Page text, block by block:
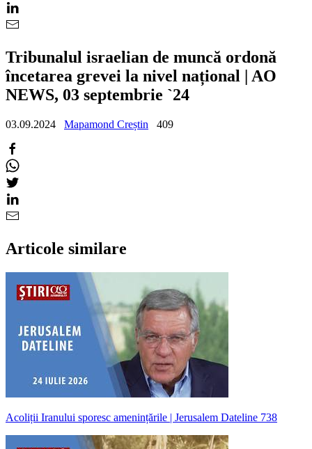
Tribunalul israelian de muncă ordonă
încetarea grevei la nivel național | AO
NEWS, 03 septembrie `24
03.09.2024 Mapamond Creștin 409
Articole similare
Acoliții Iranului sporesc amenințările | Jerusalem Dateline 738